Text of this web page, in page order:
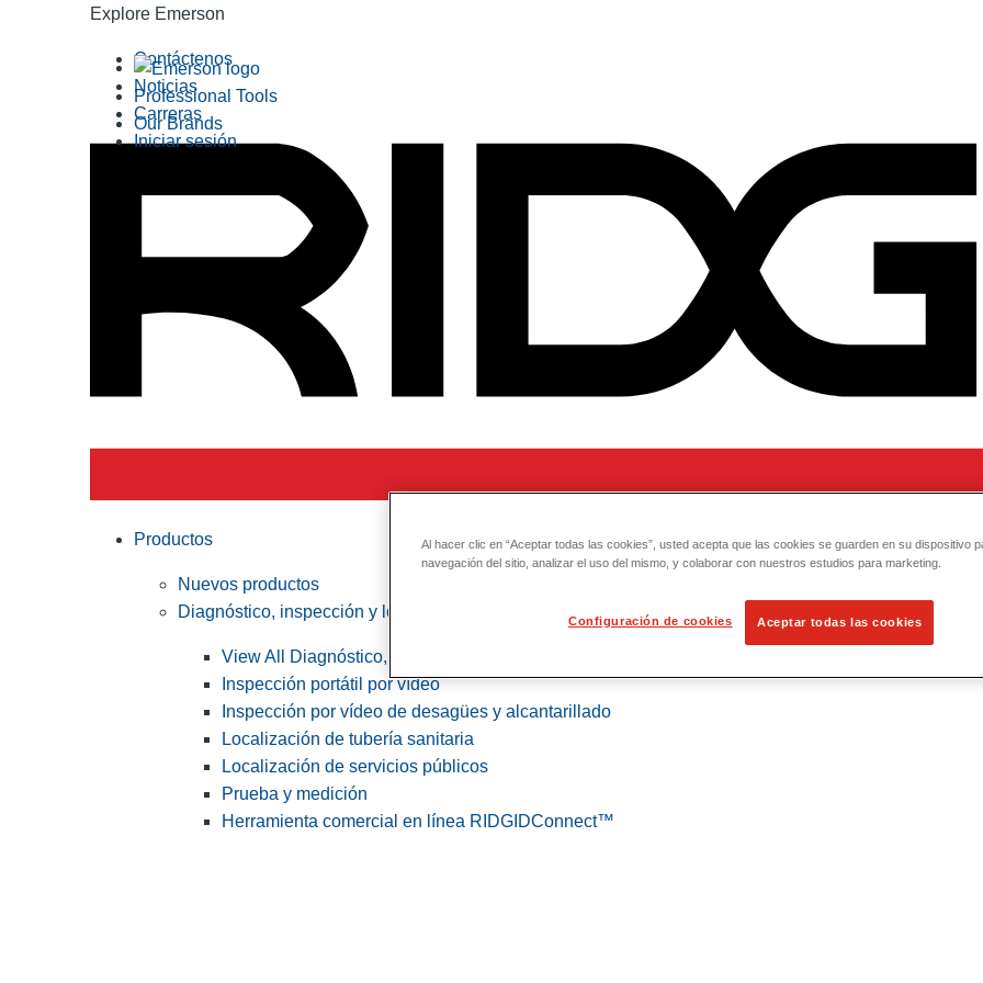
Explore Emerson
Professional Tools
Our Brands
Contáctenos
Noticias
Carreras
Iniciar sesión
Productos
Nuevos productos
Diagnóstico, inspección y localización
View All Diagnóstico, inspección y localización
Inspección portátil por vídeo
Inspección por vídeo de desagües y alcantarillado
Localización de tubería sanitaria
Localización de servicios públicos
Prueba y medición
Herramienta comercial en línea RIDGIDConnect™
Al hacer clic en “Aceptar todas las cookies”, usted acepta que las cookies se guarden en su dispositivo
navegación del sitio, analizar el uso del mismo, y colaborar con nuestros estudios para marketing.
Configuración de cookies Aceptar todas las cookies